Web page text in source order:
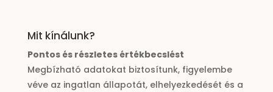
Mit kínálunk?
Pontos és részletes értékbecslést
Megbízható adatokat biztosítunk, figyelembe
véve az ingatlan állapotát, elhelyezkedését és a